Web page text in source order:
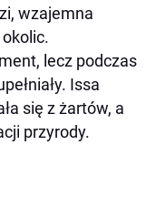
wzajemna
lecz podczas
Issa
się z żartów, a
przyrody.